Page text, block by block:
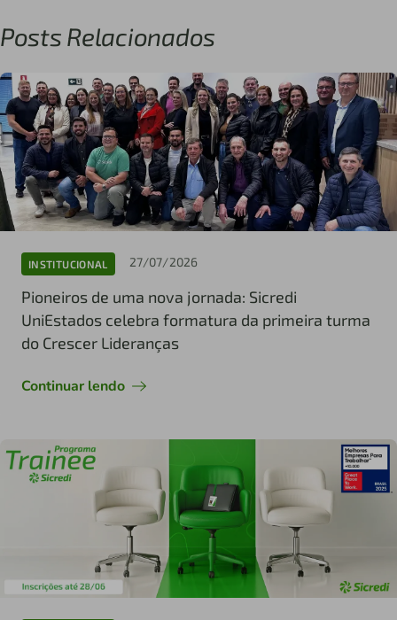
Posts Relacionados
INSTITUCIONAL 27/07/2026
Pioneiros de uma nova jornada: Sicredi
UniEstados celebra formatura da primeira turma
do Crescer Lideranças
Continuar lendo